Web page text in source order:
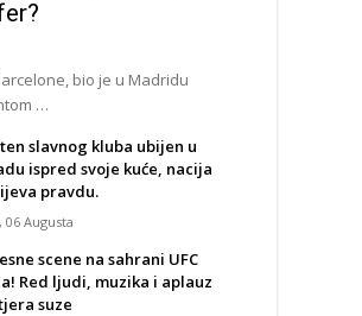
bio je u Madridu
…
slavnog kluba ubijen u
ispred svoje kuće, nacija
pravdu.
06 Augusta
scene na sahrani UFC
Red ljudi, muzika i aplauz
suze